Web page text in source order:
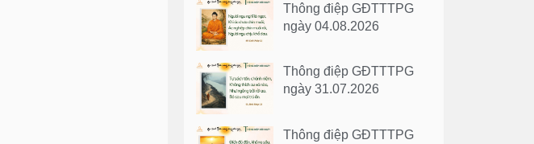
Thông điệp GĐTTTPG
ngày 04.08.2026
Thông điệp GĐTTTPG
ngày 31.07.2026
Thông điệp GĐTTTPG